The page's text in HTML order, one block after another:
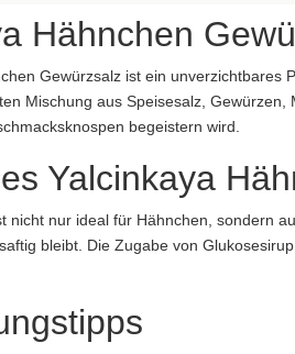
wird keine Haftung
Hähnchen
Gewürzsalz ist ein
Mischung aus Speisesalz,
begeistern wird.
Yalcinkaya
nicht nur ideal für Hähnchen, sondern
bleibt. Die Zugabe von